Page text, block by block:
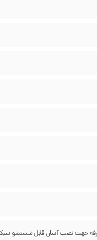
جهت نصب آسان قابل شستشو سبک